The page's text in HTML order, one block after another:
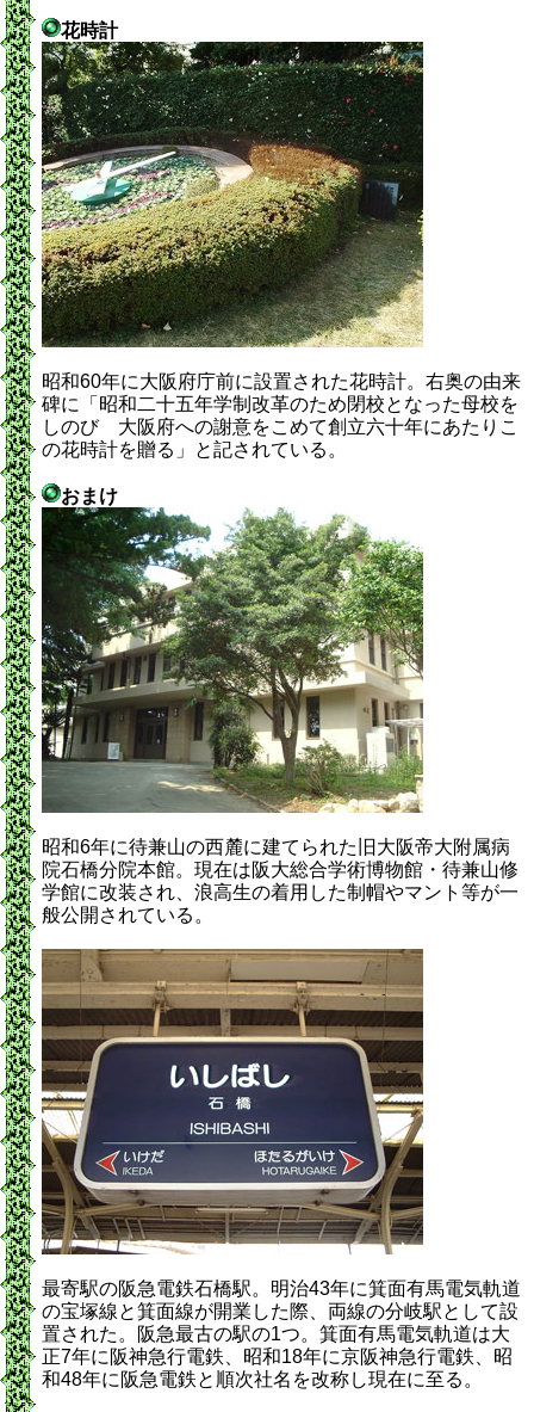
花時計
昭和60年に大阪府庁前に設置された花時計。右奥の由来
碑に「昭和二十五年学制改革のため閉校となった母校を
しのび 大阪府への謝意をこめて創立六十年にあたりこ
の花時計を贈る」と記されている。
おまけ
昭和6年に待兼山の西麓に建てられた旧大阪帝大附属病
院石橋分院本館。現在は阪大総合学術博物館・待兼山修
学館に改装され、浪高生の着用した制帽やマント等が一
般公開されている。
最寄駅の阪急電鉄石橋駅。明治43年に箕面有馬電気軌道
の宝塚線と箕面線が開業した際、両線の分岐駅として設
置された。阪急最古の駅の1つ。箕面有馬電気軌道は大
正7年に阪神急行電鉄、昭和18年に京阪神急行電鉄、昭
和48年に阪急電鉄と順次社名を改称し現在に至る。